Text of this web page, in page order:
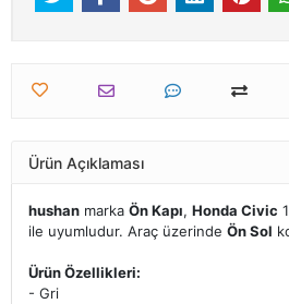
Ürün Açıklaması
hushan marka Ön Kapı, Honda Civic
ile uyumludur. Araç üzerinde Ön Sol
Ürün Özellikleri:
- Gri